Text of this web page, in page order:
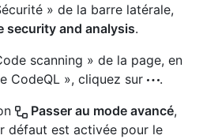
» de la barre latérale,
security and analysis.
scanning » de la page, en
CodeQL », cliquez sur
.
Passer au mode avancé,
défaut est activée pour le